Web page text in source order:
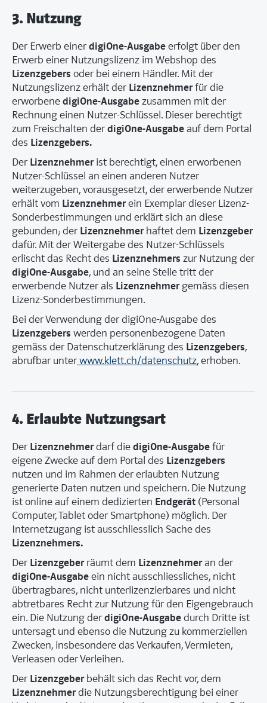
3. Nutzung
Der Erwerb einerdigiOne-Ausgabeerfolgt über den
Erwerb einer Nutzungslizenz im Webshop des
Lizenzgebers oder bei einem Händler. Mit der
Nutzungslizenz erhält der Lizenznehmerfür die
erworbenedigiOne-Ausgabezusammen mit der
Rechnung einen Nutzer-Schlüssel. Dieser berechtigt
zum Freischalten derdigiOne-Ausgabeauf dem Portal
des Lizenzgebers.
Der Lizenznehmerist berechtigt, einen erworbenen
Nutzer-Schlüssel an einen anderen Nutzer
weiterzugeben, vorausgesetzt, der erwerbende Nutzer
erhält vom Lizenznehmerein Exemplar dieser Lizenz-
Sonderbestimmungen und erklärt sich an diese
gebunden; der Lizenznehmerhaftet dem Lizenzgeber
dafür. Mit der Weitergabe des Nutzer-Schlüssels
erlischt das Recht des Lizenznehmers zur Nutzung der
digiOne-Ausgabe, und an seine Stelle tritt der
erwerbende Nutzer als Lizenznehmergemäss diesen
Lizenz-Sonderbestimmungen.
Bei der Verwendung der digiOne-Ausgabe des
Lizenzgebers werden personenbezogene Daten
gemäss der Datenschutzerklärung des Lizenzgebers,
abrufbar unterwww.klett.ch/datenschutz, erhoben.
4. Erlaubte Nutzungsart
Der Lizenznehmerdarf diedigiOne-Ausgabefür
eigene Zwecke auf dem Portal des Lizenzgebers
nutzen und im Rahmen der erlaubten Nutzung
generierte Daten nutzen und speichern. Die Nutzung
ist online auf einem dedizierten Endgerät (Personal
Computer, Tablet oder Smartphone) möglich. Der
Internetzugang ist ausschliesslich Sache des
Lizenznehmers.
Der Lizenzgeberräumt dem Lizenznehmeran der
digiOne-Ausgabeein nicht ausschliessliches, nicht
übertragbares, nicht unterlizenzierbares und nicht
abtretbares Recht zur Nutzung für den Eigengebrauch
ein. Die Nutzung derdigiOne-Ausgabedurch Dritte ist
untersagt und ebenso die Nutzung zu kommerziellen
Zwecken, insbesondere das Verkaufen, Vermieten,
Verleasen oder Verleihen.
Der Lizenzgeberbehält sich das Recht vor, dem
Lizenznehmerdie Nutzungsberechtigung bei einer